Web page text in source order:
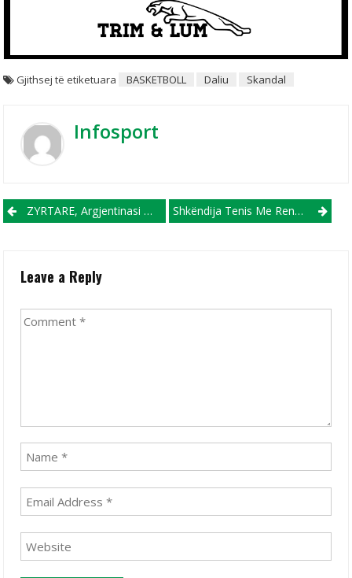
Gjithsej të etiketuara BASKETBOLL Daliu Skandal
Infosport
Post navigation
ZYRTARE, Argjentinasi Maskerano Rikthehet Në Vendlindje Shkëndija Tenis Me Renovën, FC Shkupi Dhe Struga TL Ndalin Dy Skuadrat Kryesuese
Leave a Reply